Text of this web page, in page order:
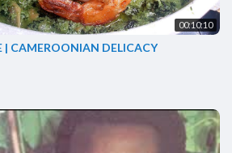
00:10:10
| CAMEROONIAN DELICACY